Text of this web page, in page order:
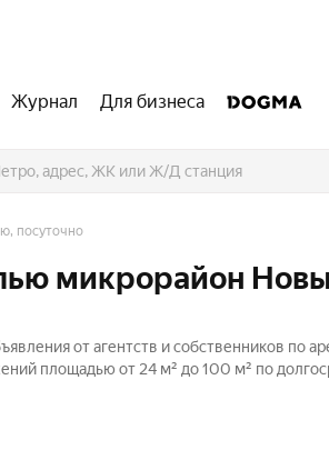
Журнал Для бизнеса
посуточно
микрорайон
от агентств и собственников по
площадью от 24 м² до 100 м² по